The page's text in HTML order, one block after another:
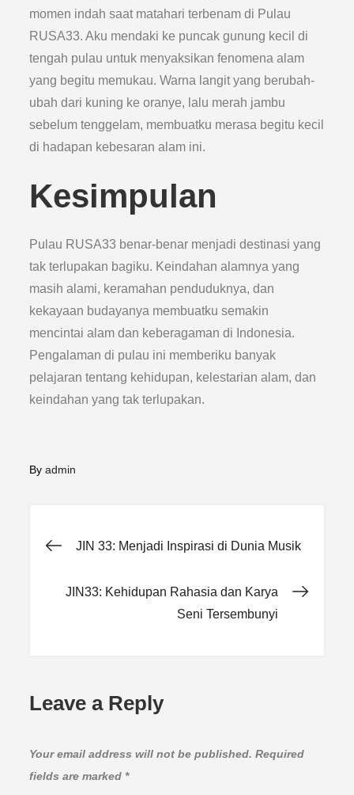
momen indah saat matahari terbenam di Pulau
RUSA33. Aku mendaki ke puncak gunung kecil di
tengah pulau untuk menyaksikan fenomena alam
yang begitu memukau. Warna langit yang berubah-
ubah dari kuning ke oranye, lalu merah jambu
sebelum tenggelam, membuatku merasa begitu kecil
di hadapan kebesaran alam ini.
Kesimpulan
Pulau RUSA33 benar-benar menjadi destinasi yang
tak terlupakan bagiku. Keindahan alamnya yang
masih alami, keramahan penduduknya, dan
kekayaan budayanya membuatku semakin
mencintai alam dan keberagaman di Indonesia.
Pengalaman di pulau ini memberiku banyak
pelajaran tentang kehidupan, kelestarian alam, dan
keindahan yang tak terlupakan.
Byadmin
Post
navigation
JIN 33: Menjadi Inspirasi di Dunia Musik
JIN33: Kehidupan Rahasia dan Karya
Seni Tersembunyi
Leave a Reply
Your email address will not be published. Required
fields are marked *